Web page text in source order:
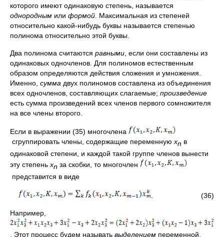
которого имеют одинаковую степень, называется
однородным или формой . Максимальная из степеней
относительно какой-нибудь буквы называется степенью
полинома относительно этой буквы.
Два полинома считаются равными , если они составлены из
одинаковых одночленов. Для полиномов естественным
образом определяются действия сложения и умножения.
Именно, сумма двух полиномов составлена из объединения
всех одночленов, составляющих слагаемые; произведение
есть сумма произведений всех членов первого сомножителя
на все члены второго.
Если в выражении (35) многочлена
сгруппировать члены, содержащие переменную xn в
одинаковой степени, и каждой такой группе членов вынести
эту степень xn за скобки, то многочлен
представится в виде
. (36)
Например,
. Этот процесс будем называть выделением переменной.